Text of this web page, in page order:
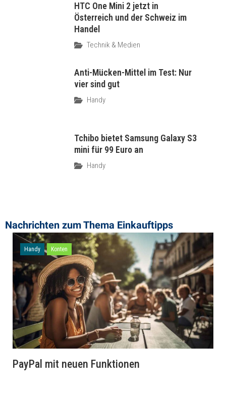
HTC One Mini 2 jetzt in
Österreich und der Schweiz im
Handel
Technik & Medien
Anti-Mücken-Mittel im Test: Nur
vier sind gut
Handy
Tchibo bietet Samsung Galaxy S3
mini für 99 Euro an
Handy
Nachrichten zum Thema ​Einkauftipps
Handy Konten
PayPal mit neuen Funktionen